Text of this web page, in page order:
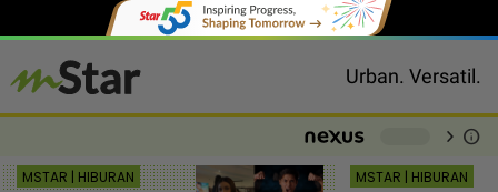
Urban. Versatil.
chevron_right info
MSTAR | HIBURAN MSTAR | HIBURAN